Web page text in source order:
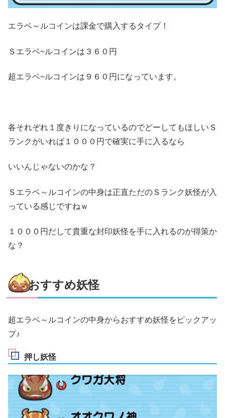
エラベ～ルコインは課金で購入するタイプ！
Ｓエラベ~ルコインは３６０円
超エラベ~ルコインは９６０円になっています。
各それぞれ１度きりになっているのでどーしてもほしいＳ
ランクがいれば１０００円で確実に手に入るなら
いいんじゃないのかな？
Ｓエラベ～ルコインの中身は正直ただのＳランク妖怪が入
っている感じですねｗ
１０００円だして貴重な封印妖怪を手に入れるのが得策か
な？
おすすめ妖怪
超エラベ～ルコインの中身からおすすめ妖怪をピックアッ
プ♪
押し妖怪